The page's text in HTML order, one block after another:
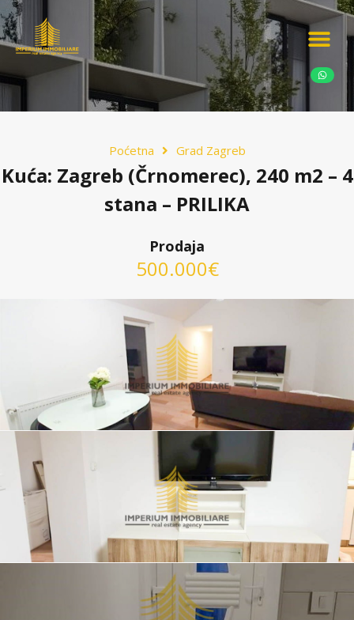
Poćetna Grad Zagreb
Kuća: Zagreb (Črnomerec), 240 m2 – 4
stana – PRILIKA
Prodaja
500.000€